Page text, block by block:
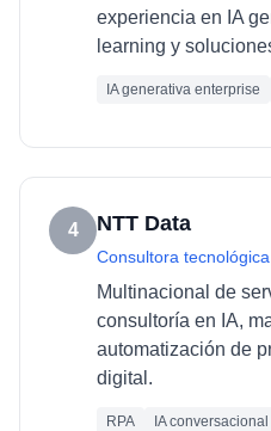
experiencia en IA
learning y
IA generativa enterprise
4 NTT Data
Consultora
Multinacional de
consultoría en IA,
automatización de
digital.
RPA IA conversacional